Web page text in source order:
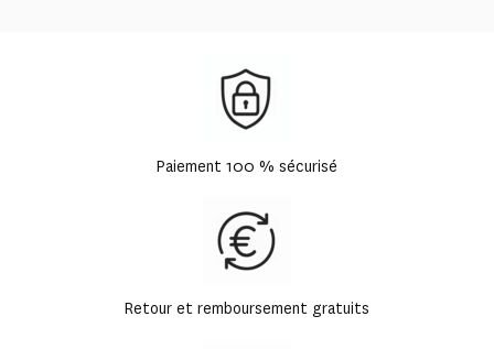
Paiement 100 % sécurisé
Retour et remboursement gratuits